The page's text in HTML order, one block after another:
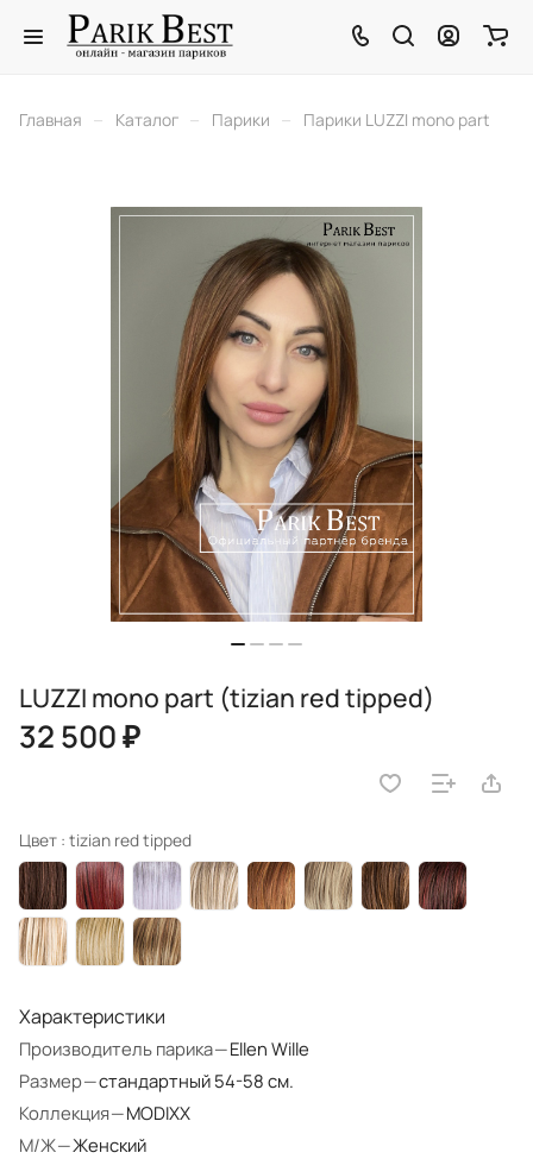
Главная – Каталог – Парики – Парики LUZZI mono part
LUZZI mono part (tizian red tipped)
32 500 ₽
Цвет : tizian red tipped
Характеристики
Производитель парика—Ellen Wille
Размер—стандартный 54-58 см.
Коллекция—MODIXX
М/Ж—Женский